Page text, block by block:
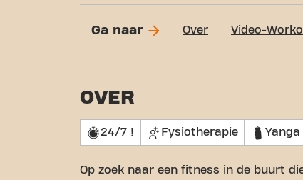
Ga naar Over Video-
OVER
24/7 ! Fysiotherapie
Op zoek naar een fitness in de buurt